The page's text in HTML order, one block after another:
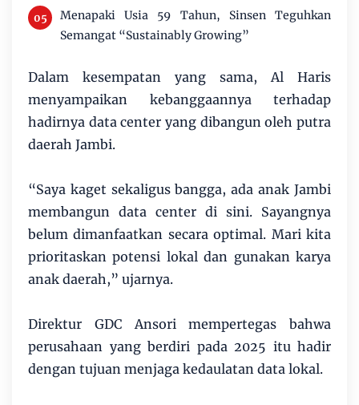
Menapaki Usia 59 Tahun, Sinsen Teguhkan
Semangat “Sustainably Growing”
Dalam kesempatan yang sama, Al Haris
menyampaikan kebanggaannya terhadap
hadirnya data center yang dibangun oleh putra
daerah Jambi.
“Saya kaget sekaligus bangga, ada anak Jambi
membangun data center di sini. Sayangnya
belum dimanfaatkan secara optimal. Mari kita
prioritaskan potensi lokal dan gunakan karya
anak daerah,” ujarnya.
Direktur GDC Ansori mempertegas bahwa
perusahaan yang berdiri pada 2025 itu hadir
dengan tujuan menjaga kedaulatan data lokal.